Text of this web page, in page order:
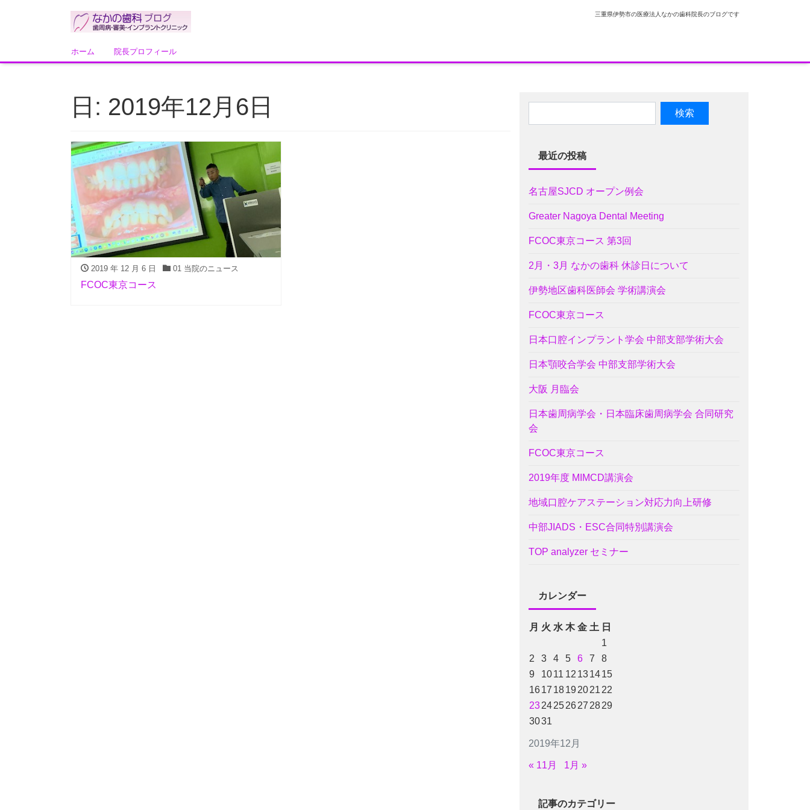
三重県伊勢市の医療法人なかの歯科院長のブログです
ホーム 院長プロフィール
日: 2019年12月6日
2019 年 12 月 6 日 01 当院のニュース
FCOC東京コース
最近の投稿
名古屋SJCD オープン例会
Greater Nagoya Dental Meeting
FCOC東京コース 第3回
2月・3月 なかの歯科 休診日について
伊勢地区歯科医師会 学術講演会
FCOC東京コース
日本口腔インプラント学会 中部支部学術大会
日本顎咬合学会 中部支部学術大会
大阪 月臨会
日本歯周病学会・日本臨床歯周病学会 合同研究
会
FCOC東京コース
2019年度 MIMCD講演会
地域口腔ケアステーション対応力向上研修
中部JIADS・ESC合同特別講演会
TOP analyzer セミナー
カレンダー
2019年12月
月 火 水 木 金 土 日
1
2
3 4 5 6 7
8
9
1011 12 131415
1617 1819202122
23242526272829
3031
« 11月 1月 »
記事のカテゴリー